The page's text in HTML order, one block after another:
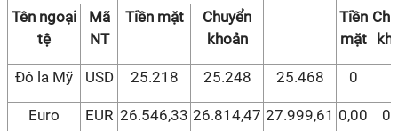
Tên ngoại
tệ
Mã
NT
Tiền mặt
Chuyển
khoản
Tiền
mặt
Đô la Mỹ USD 25.218 25.248 25.468 0
Euro EUR 26.546,33 26.814,47 27.999,61 0,00